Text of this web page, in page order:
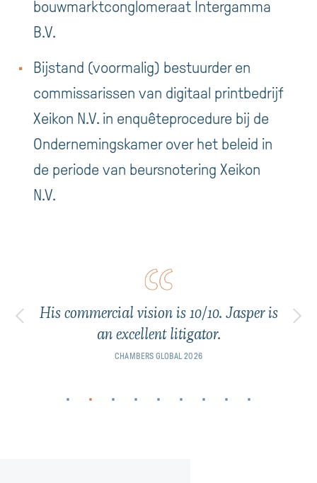
bouwmarktconglomeraat Intergamma
B.V.
Bijstand (voormalig) bestuurder en
commissarissen van digitaal printbedrijf
Xeikon N.V. in enquêteprocedure bij de
Ondernemingskamer over het beleid in
de periode van beursnotering Xeikon
N.V.
His commercial vision is 10/10. Jasper is
an excellent litigator.
CHAMBERS GLOBAL 2026
LEGAL 500
LEGAL 500
LEGAL 500
LEGAL 500